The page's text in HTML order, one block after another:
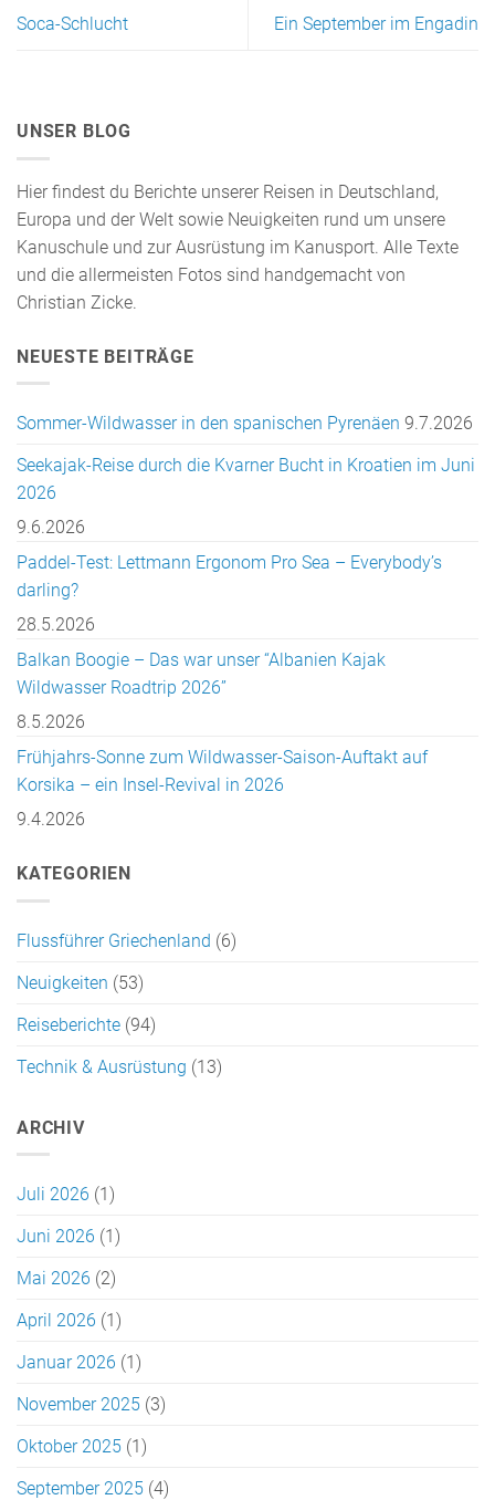
Soca-Schlucht Ein September im Engadin
UNSER BLOG
Hier findest du Berichte unserer Reisen in Deutschland,
Europa und der Welt sowie Neuigkeiten rund um unsere
Kanuschule und zur Ausrüstung im Kanusport. Alle Texte
und die allermeisten Fotos sind handgemacht von
Christian Zicke.
NEUESTE BEITRÄGE
Sommer-Wildwasser in den spanischen Pyrenäen 9.7.2026
Seekajak-Reise durch die Kvarner Bucht in Kroatien im Juni
2026
9.6.2026
Paddel-Test: Lettmann Ergonom Pro Sea – Everybody’s
darling?
28.5.2026
Balkan Boogie – Das war unser “Albanien Kajak
Wildwasser Roadtrip 2026”
8.5.2026
Frühjahrs-Sonne zum Wildwasser-Saison-Auftakt auf
Korsika – ein Insel-Revival in 2026
9.4.2026
KATEGORIEN
Flussführer Griechenland (6)
Neuigkeiten (53)
Reiseberichte (94)
Technik & Ausrüstung (13)
ARCHIV
Juli 2026 (1)
Juni 2026 (1)
Mai 2026 (2)
April 2026 (1)
Januar 2026 (1)
November 2025 (3)
Oktober 2025 (1)
September 2025 (4)